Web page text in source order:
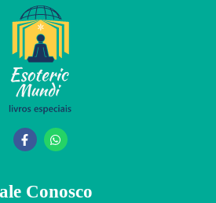
Conosco